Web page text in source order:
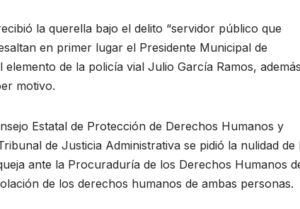
la querella bajo el delito “servidor público que
en primer lugar el Presidente Municipal de
de la policía vial Julio García Ramos,
motivo.
Estatal de Protección de Derechos Humanos y
de Justicia Administrativa se pidió la nulidad de
ante la Procuraduría de los Derechos Humanos
de los derechos humanos de ambas personas.